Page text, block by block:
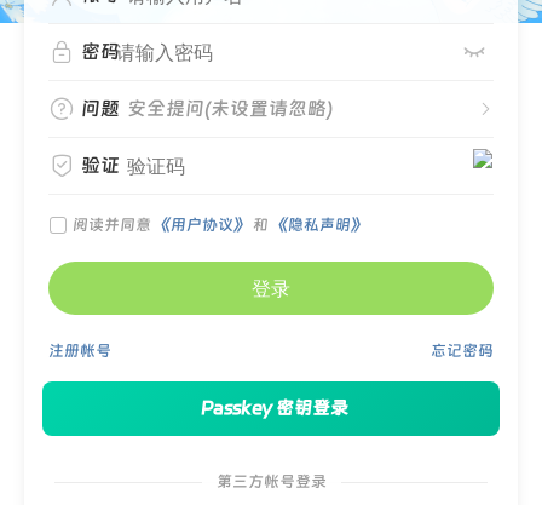
 密码 
 问题 
安全提问(未设置请忽略)
 验证
 阅读并同意 《用户协议》 和 《隐私声明》
登录
忘记密码
注册帐号
Passkey 密钥登录
第三方帐号登录